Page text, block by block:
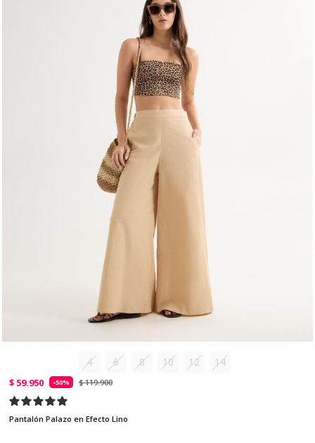
4 6 8 10 12 14
$ 59.950 -50% $ 119.900
Pantalón Palazo en Efecto Lino